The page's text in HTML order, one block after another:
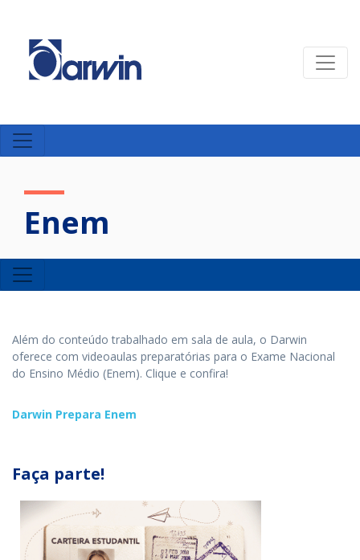
Enem
Além do conteúdo trabalhado em sala de aula, o Darwin
oferece com videoaulas preparatórias para o Exame Nacional
do Ensino Médio (Enem). Clique e confira!
Darwin Prepara Enem
Faça parte!